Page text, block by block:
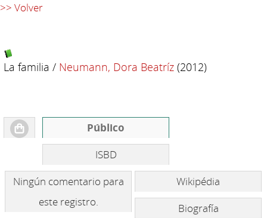
>> Volver
La familia / Neumann, Dora Beatríz(2012)
Público
ISBD
Ningún comentario para
este registro.
Wikipédia
Biografía